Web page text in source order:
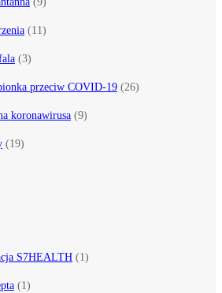
(11)
(3)
przeciw COVID-19 (26)
koronawirusa (9)
(19)
S7HEALTH (1)
(1)